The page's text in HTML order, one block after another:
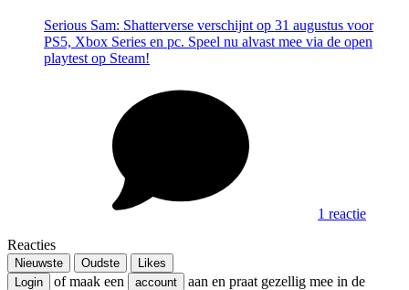
Serious Sam: Shatterverse verschijnt op 31 augustus voor
PS5, Xbox Series en pc. Speel nu alvast mee via de open
playtest op Steam!
1 reactie
Reacties
Nieuwste Oudste
Likes
Login
of maak een account
aan en praat gezellig mee in de